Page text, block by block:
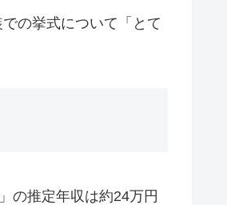
の挙式について「とて
の推定年収は約24万円